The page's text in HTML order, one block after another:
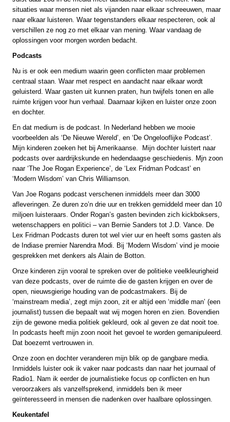
situaties waar mensen niet als vijanden naar elkaar schreeuwen, maar
naar elkaar luisteren. Waar tegenstanders elkaar respecteren, ook al
verschillen ze nog zo met elkaar van mening. Waar vandaag de
oplossingen voor morgen worden bedacht.
Podcasts
Nu is er ook een medium waarin geen conflicten maar problemen
centraal staan. Waar met respect en aandacht naar elkaar wordt
geluisterd. Waar gasten uit kunnen praten, hun twijfels tonen en alle
ruimte krijgen voor hun verhaal. Daarnaar kijken en luister onze zoon
en dochter.
En dat medium is de podcast. In Nederland hebben we mooie
voorbeelden als ‘De Nieuwe Wereld’, en ‘De Ongelooflijke Podcast’.
Mijn kinderen zoeken het bij Amerikaanse. Mijn dochter luistert naar
podcasts over aardrijkskunde en hedendaagse geschiedenis. Mjn zoon
naar ‘The Joe Rogan Experience’, de ‘Lex Fridman Podcast’ en
‘Modern Wisdom’ van Chris Williamson.
Van Joe Rogans podcast verschenen inmiddels meer dan 3000
afleveringen. Ze duren zo’n drie uur en trekken gemiddeld meer dan 10
miljoen luisteraars. Onder Rogan’s gasten bevinden zich kickboksers,
wetenschappers en politici – van Bernie Sanders tot J.D. Vance. De
Lex Fridman Podcasts duren tot wel vier uur en heeft soms gasten als
de Indiase premier Narendra Modi. Bij ‘Modern Wisdom’ vind je mooie
gesprekken met denkers als Alain de Botton.
Onze kinderen zijn vooral te spreken over de politieke veelkleurigheid
van deze podcasts, over de ruimte die de gasten krijgen en over de
open, nieuwsgierige houding van de podcastmakers. Bij de
‘mainstream media’, zegt mijn zoon, zit er altijd een ‘middle man’ (een
journalist) tussen die bepaalt wat wij mogen horen en zien. Bovendien
zijn de gewone media politiek gekleurd, ook al geven ze dat nooit toe.
In podcasts heeft mijn zoon nooit het gevoel te worden gemanipuleerd.
Dat boezemt vertrouwen in.
Onze zoon en dochter veranderen mijn blik op de gangbare media.
Inmiddels luister ook ik vaker naar podcasts dan naar het journaal of
Radio1. Nam ik eerder de journalistieke focus op conflicten en hun
veroorzakers als vanzelfsprekend, inmiddels ben ik meer
geïnteresseerd in mensen die nadenken over haalbare oplossingen.
Keukentafel